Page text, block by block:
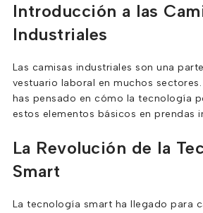
Introducción a las
Industriales
Las camisas industriales son una
vestuario laboral en muchos
has pensado en cómo la tecnología
estos elementos básicos en prendas
La Revolución de la
Smart
La tecnología smart ha llegado para